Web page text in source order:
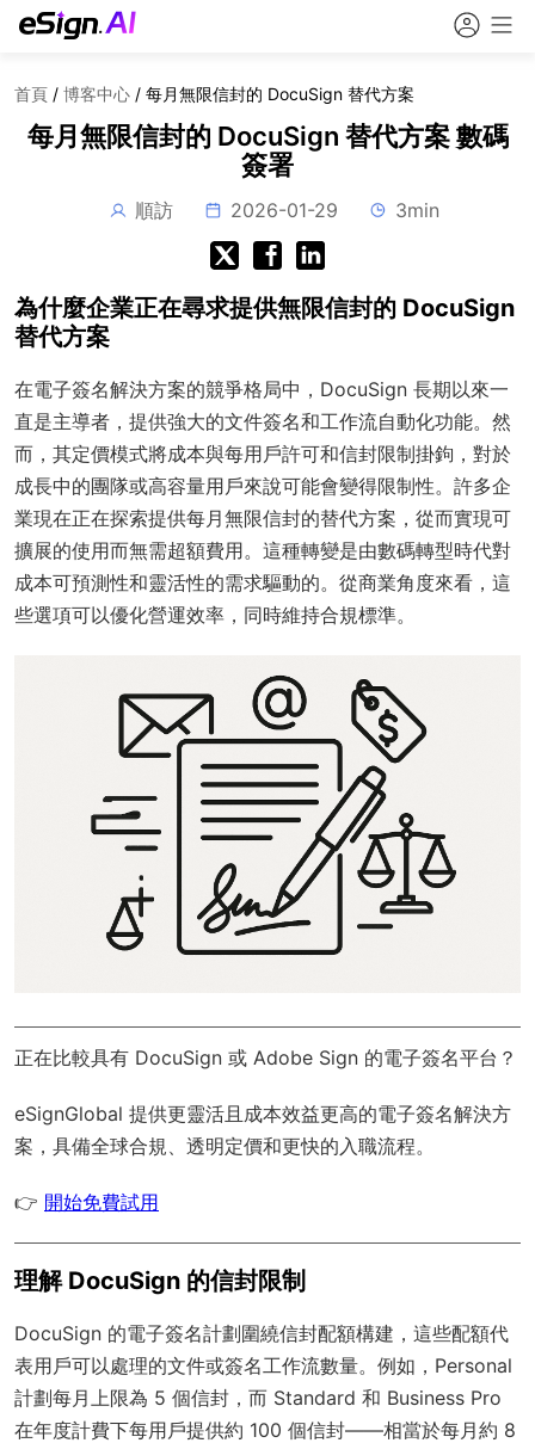
首頁 / 博客中心 / 每月無限信封的 DocuSign 替代方案
每月無限信封的 DocuSign 替代方案 數碼
簽署
順訪 2026-01-29 3min
為什麼企業正在尋求提供無限信封的 DocuSign
替代方案
在電子簽名解決方案的競爭格局中，DocuSign 長期以來一
直是主導者，提供強大的文件簽名和工作流自動化功能。然
而，其定價模式將成本與每用戶許可和信封限制掛鉤，對於
成長中的團隊或高容量用戶來說可能會變得限制性。許多企
業現在正在探索提供每月無限信封的替代方案，從而實現可
擴展的使用而無需超額費用。這種轉變是由數碼轉型時代對
成本可預測性和靈活性的需求驅動的。從商業角度來看，這
些選項可以優化營運效率，同時維持合規標準。
正在比較具有 DocuSign 或 Adobe Sign 的電子簽名平台？
eSignGlobal 提供更靈活且成本效益更高的電子簽名解決方
案，具備全球合規 、透明定價和更快的入職流程。
👉 開始免費試用
理解 DocuSign 的信封限制
DocuSign 的電子簽名計劃圍繞信封配額構建，這些配額代
表用戶可以處理的文件或簽名工作流數量。例如，Personal
計劃每月上限為 5 個信封，而 Standard 和 Business Pro
在年度計費下每用戶提供約 100 個信封——相當於每月約 8